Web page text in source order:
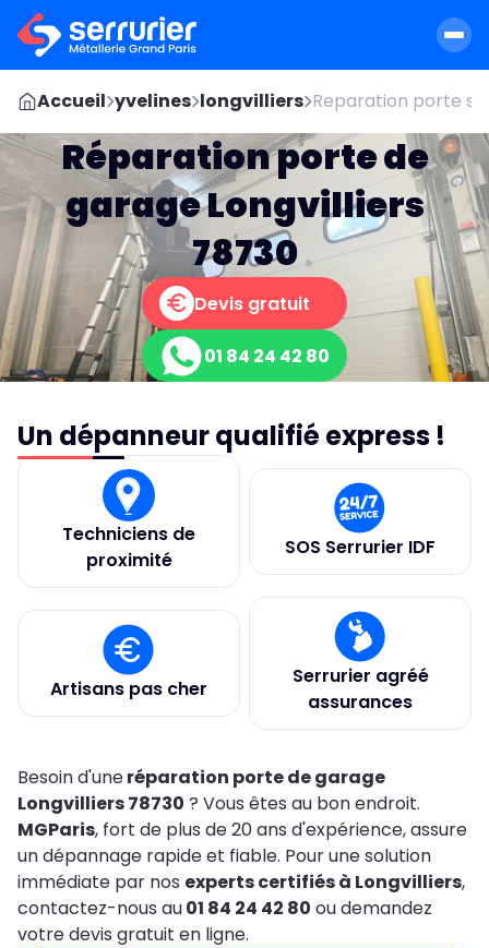
Accueil yvelines longvilliers Reparation porte
Réparation porte de
garage Longvilliers
78730
Devis gratuit
01 84 24 42 80
Un dépanneur qualifié express !
Techniciens de
proximité
SOS Serrurier IDF
Artisans pas cher
Serrurier agréé
assurances
Besoin d'uneréparation porte de garage
Longvilliers 78730 ? Vous êtes au bon endroit.
MGParis, fort de plus de 20 ans d'expérience, assure
un dépannage rapide et fiable. Pour une solution
immédiate par nos experts certifiés à Longvilliers,
contactez-nous au01 84 24 42 80 ou demandez
votre devis gratuit en ligne.